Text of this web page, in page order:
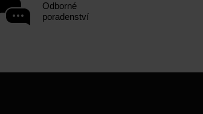
Odborné
poradenství